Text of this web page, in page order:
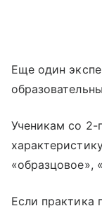
Еще один
Ученикам со 2-
«образцовое»,
Если практика